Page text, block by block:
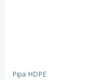
Pipa HDPE